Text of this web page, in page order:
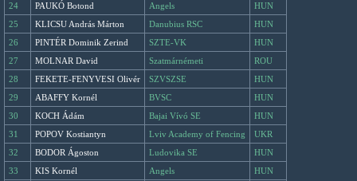
24
PAUKÓ Botond Angels
HUN
25
KLICSU András Márton Danubius RSC
HUN
26
PINTÉR Dominik Zerind SZTE-VK
HUN
27
MOLNAR David Szatmárnémeti
ROU
28
FEKETE-FENYVESI Olivér SZVSZSE
HUN
29
ABAFFY Kornél BVSC
HUN
30
KOCH Ádám Bajai Vívó SE
HUN
31
POPOV Kostiantyn Lviv Academy of Fencing
UKR
32
BODOR Ágoston Ludovika SE
HUN
33
KIS Kornél Angels
HUN